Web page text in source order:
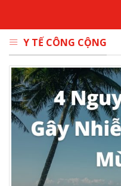
Y TẾ CÔNG CỘNG